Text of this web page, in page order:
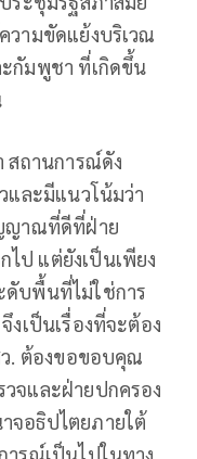
วามขัดแย้งบริเวณ
กัมพูชา ที่เกิดขึ้น
สถานการณ์ดัง
และมีแนวโน้มว่า
ญาณที่ดีที่ฝ่าย
ป แต่ยังเป็นเพียง
ดับพื้นที่ไม่ใช่การ
งเป็นเรื่องที่จะต้อง
. ต้องขอขอบคุณ
จและฝ่ายปกครอง
จอธิปไตยภายใต้